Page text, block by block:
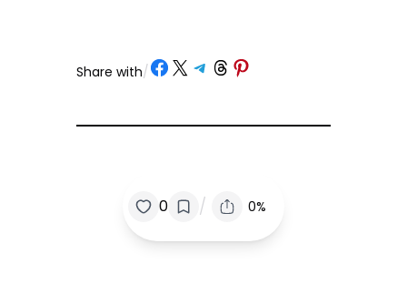
Share with/ Share on Facebook
Share on X Share on Telegram
Share on Threads
Share on Pinterest
0 / 0%